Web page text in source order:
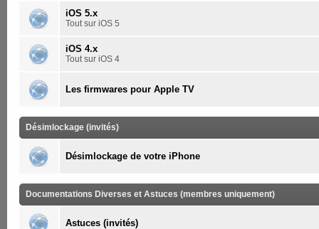
iOS 5.x
Tout sur iOS 5
iOS 4.x
Tout sur iOS 4
Les firmwares pour Apple TV
Désimlockage (invités)
Désimlockage de votre iPhone
Documentations Diverses et Astuces (membres uniquement)
Astuces (invités)